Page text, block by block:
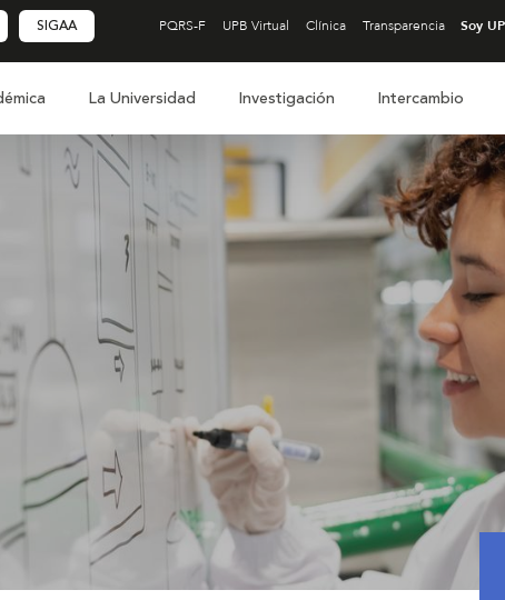
SIGAA PQRS-F UPB Virtual Clínica Transparencia
La Universidad Investigación Intercambio